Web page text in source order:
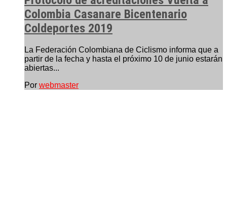
Colombia Casanare Bicentenario
Coldeportes 2019
La Federación Colombiana de Ciclismo informa que a
partir de la fecha y hasta el próximo 10 de junio estarán
abiertas...
Por webmaster